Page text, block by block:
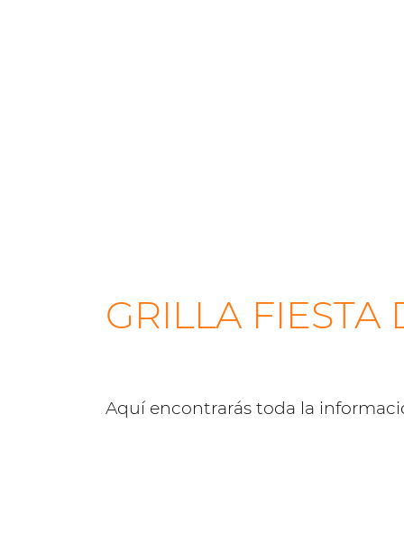
GRILLA FIESTA
Aquí encontrarás toda la